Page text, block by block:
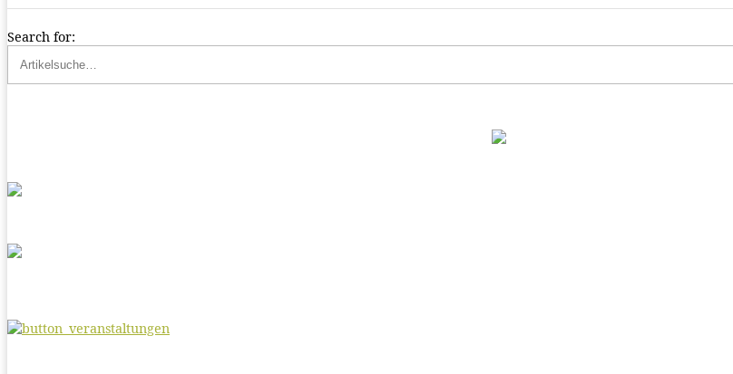
Search for: